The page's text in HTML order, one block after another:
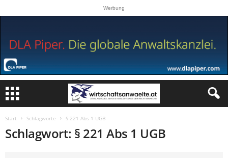
Werbung
Start Schlagworte § 221 Abs 1 UGB
Schlagwort: § 221 Abs 1 UGB